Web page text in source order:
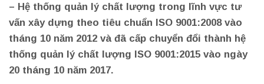
– Hệ thống quản lý chất lượng trong lĩnh vực tư
vấn xây dựng theo tiêu chuẩn ISO 9001:2008 vào
tháng 10 năm 2012 và đã cấp chuyển đổi thành hệ
thống quản lý chất lượng ISO 9001:2015 vào ngày
20 tháng 10 năm 2017.